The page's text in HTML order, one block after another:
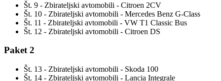
Št. 9 - Zbirateljski avtomobili - Citroen 2CV
Št. 10 - Zbirateljski avtomobili - Mercedes Benz G-Class
Št. 11 - Zbirateljski avtomobili - VW T1 Classic Bus
Št. 12 - Zbirateljski avtomobili - Citroen DS
Paket 2
Št. 13 - Zbirateljski avtomobili - Skoda 100
Št. 14 - Zbirateljski avtomobili - Lancia Integrale